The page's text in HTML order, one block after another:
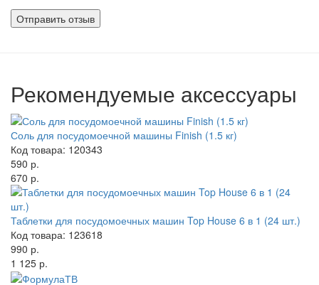
Рекомендуемые аксессуары
Соль для посудомоечной машины Finish (1.5 кг)
Код товара: 120343
590 р.
670 р.
Таблетки для посудомоечных машин Top House 6 в 1 (24 шт.)
Код товара: 123618
990 р.
1 125 р.